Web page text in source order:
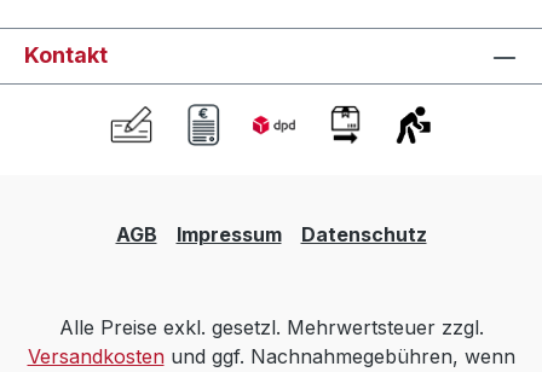
Kontakt
AGB Impressum Datenschutz
Alle Preise exkl. gesetzl. Mehrwertsteuer zzgl.
Versandkostenund ggf. Nachnahmegebühren, wenn